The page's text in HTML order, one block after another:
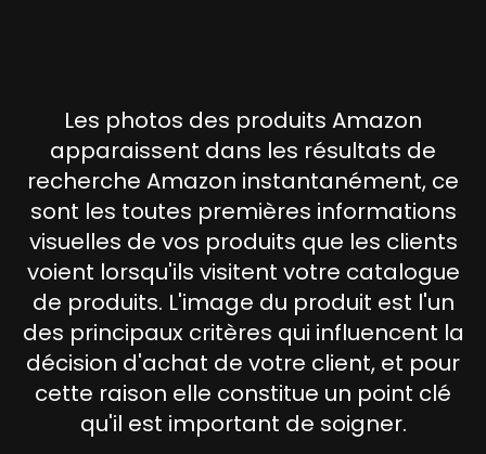
Les photos des produits Amazon
apparaissent dans les résultats de
recherche Amazon instantanément, ce
sont les toutes premières informations
visuelles de vos produits que les clients
voient lorsqu'ils visitent votre catalogue
de produits. L'image du produit est l'un
des principaux critères qui influencent la
décision d'achat de votre client, et pour
cette raison elle constitue un point clé
qu'il est important de soigner.